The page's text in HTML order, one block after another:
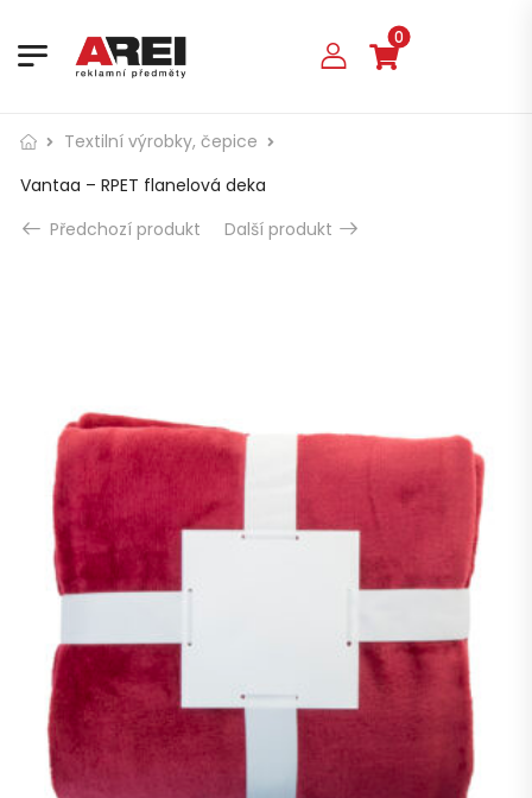
0
Textilní výrobky, čepice
Vantaa – RPET flanelová deka
Předchozí produkt
Další produkt